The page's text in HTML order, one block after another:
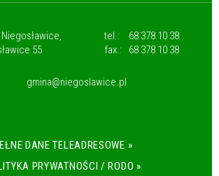
Niegosławice,
55
tel.:
68 378 10 38
fax.:
68 378 10 38
gmina@niegoslawice.pl
DANE TELEADRESOWE »
PRYWATNOŚCI / RODO »